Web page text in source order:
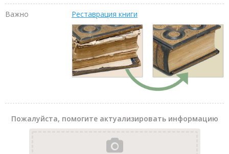
Важно Реставрация книги
Пожалуйста, помогите актуализировать информацию